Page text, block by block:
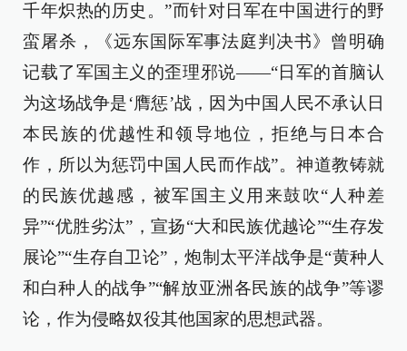
千年炽热的历史。”而针对日军在中国进行的野
蛮屠杀，《远东国际军事法庭判决书》曾明确
记载了军国主义的歪理邪说——“日军的首脑认
为这场战争是‘膺惩’战，因为中国人民不承认日
本民族的优越性和领导地位，拒绝与日本合
作，所以为惩罚中国人民而作战”。神道教铸就
的民族优越感，被军国主义用来鼓吹“人种差
异”“优胜劣汰”，宣扬“大和民族优越论”“生存发
展论”“生存自卫论”，炮制太平洋战争是“黄种人
和白种人的战争”“解放亚洲各民族的战争”等谬
论，作为侵略奴役其他国家的思想武器。